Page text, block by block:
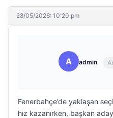
28/05/2026: 10:20 pm
A admin
Fenerbahçe’de yaklaşan
hız kazanırken, başkan